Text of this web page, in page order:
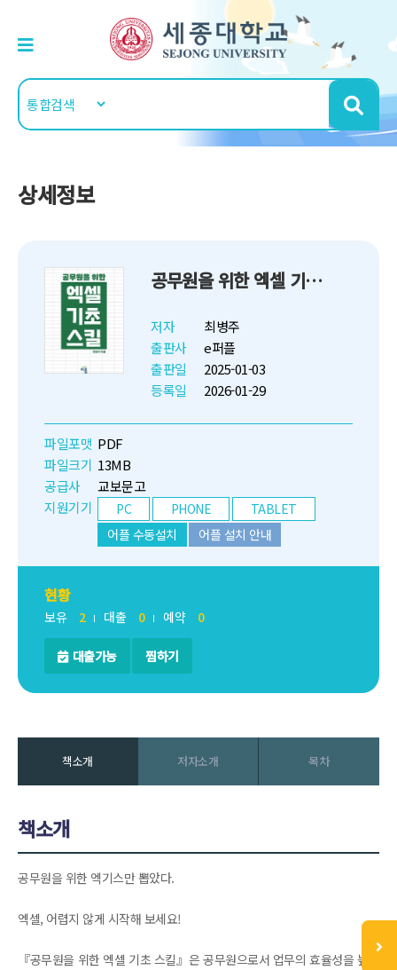
상세정보
공무원을 위한 엑셀 기초 스킬
저자
최병주
출판사
e퍼플
출판일
2025-01-03
등록일
2026-01-29
파일포맷 PDF
파일크기 13MB
공급사
교보문고
지원기기
PC PHONE
TABLET
어플 수동설치
어플 설치 안내
현황
보유 2 대출 0 예약 0
대출가능 찜하기
책소개 저자소개 목차
책소개
공무원을 위한 엑기스만 뽑았다.
엑셀, 어렵지 않게 시작해 보세요!
『공무원을 위한 엑셀 기초 스킬』은 공무원으로서 업무의 효율성을 높이